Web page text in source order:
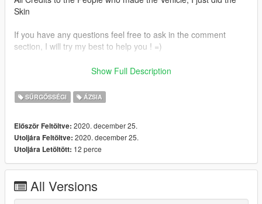
Skin
If you have any questions feel free to ask in the comment
section, I will try my best to help you ! =)
!make sure to use the marked model, otherwise the car won't
have the correct lightbar!
Open OPENIV
Head to (Albos Mod Loader)
Rockstar Games\Grand Theft Auto
vehicles\vehicles.rpf\
Show Full Description
SŰRGŐSSÉGI ÁZSIA
Először Feltöltve: 2020. december 25.
Utoljára Feltöltve: 2020. december 25.
Utoljára Letöltött: 12 perce
All Versions